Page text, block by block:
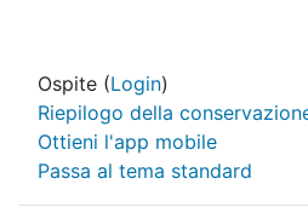
Ospite (Login)
Riepilogo della
Ottieni l'app mobile
Passa al tema standard